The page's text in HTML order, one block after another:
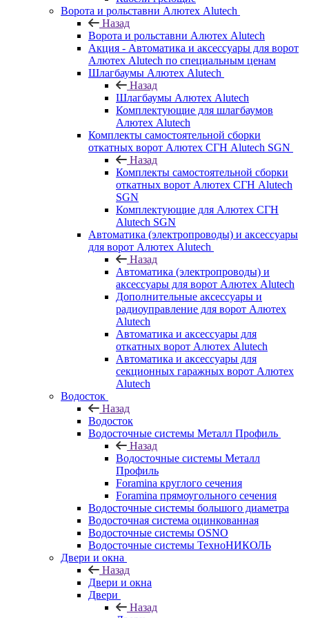
Ворота и рольставни Алютех Alutech
Назад
Ворота и рольставни Алютех Alutech
Акция - Автоматика и аксессуары для ворот
Алютех Alutech по специальным ценам
Шлагбаумы Алютех Alutech
Назад
Шлагбаумы Алютех Alutech
Комплектующие для шлагбаумов
Алютех Alutech
Комплекты самостоятельной сборки
откатных ворот Алютех СГН Alutech SGN
Назад
Комплекты самостоятельной сборки
откатных ворот Алютех СГН Alutech
SGN
Комплектующие для Алютех СГН
Alutech SGN
Автоматика (электропроводы) и аксессуары
для ворот Алютех Alutech
Назад
Автоматика (электропроводы) и
аксессуары для ворот Алютех Alutech
Дополнительные аксессуары и
радиоуправление для ворот Алютех
Alutech
Автоматика и аксессуары для
откатных ворот Алютех Alutech
Автоматика и аксессуары для
секционных гаражных ворот Алютех
Alutech
Водосток
Назад
Водосток
Водосточные системы Металл Профиль
Назад
Водосточные системы Металл
Профиль
Foramina круглого сечения
Foramina прямоугольного сечения
Водосточные системы большого диаметра
Водосточная система оцинкованная
Водосточные системы OSNO
Водосточные системы ТехноНИКОЛЬ
Двери и окна
Назад
Двери и окна
Двери
Назад